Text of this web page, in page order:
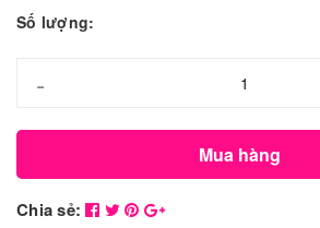
Số lượng:
-
Mua hàng
Chia sẻ: